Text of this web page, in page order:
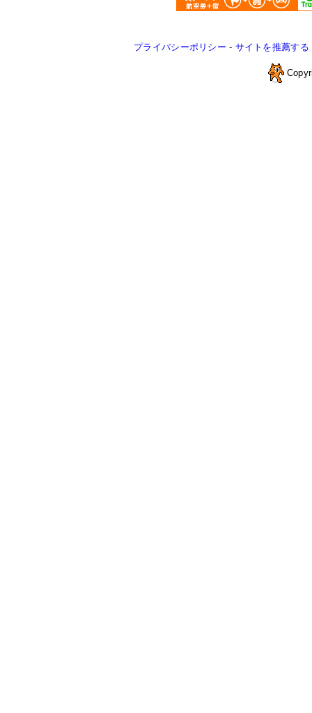
プライバシーポリシー - サイトを推薦する